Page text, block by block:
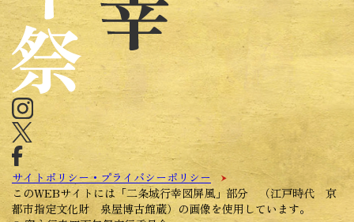
サイトポリシー・プライバシーポリシー
このWEBサイトには「二条城行幸図屏風」部分 （江戸時代 京
都市指定文化財 泉屋博古館蔵）の画像を使用しています。